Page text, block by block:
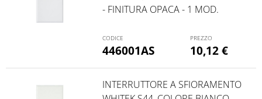
446001AS
- FINITURA OPACA - 1 MOD.
10,12€
INTERRUTTORE A SFIORAMENTO